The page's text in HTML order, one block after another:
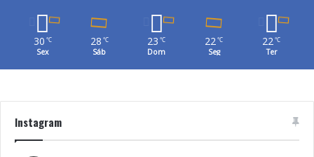
30 ℃
Sex
28 ℃
Sáb
23 ℃
Dom
22℃
Seg
22℃
Ter
Instagram